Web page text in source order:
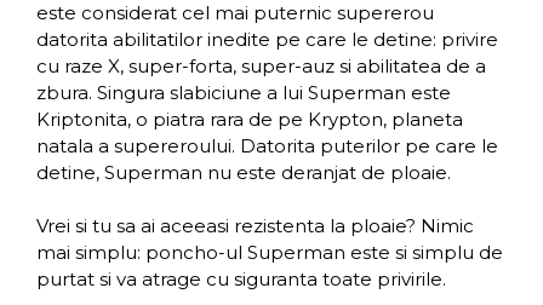
este considerat cel mai puternic supererou
datorita abilitatilor inedite pe care le detine: privire
cu raze X, super-forta, super-auz si abilitatea de a
zbura. Singura slabiciune a lui Superman este
Kriptonita, o piatra rara de pe Krypton, planeta
natala a supereroului. Datorita puterilor pe care le
detine, Superman nu este deranjat de ploaie.
Vrei si tu sa ai aceeasi rezistenta la ploaie? Nimic
mai simplu: poncho-ul Superman este si simplu de
purtat si va atrage cu siguranta toate privirile.